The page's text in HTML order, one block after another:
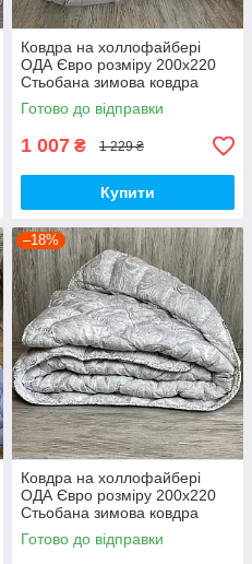
Ковдра на холлофайбері
ОДА Євро розміру 200х220
Стьобана зимова ковдра
високої якості
Готово до відправки
1 007 ₴ 1 229 ₴
Купити
–18%
Ковдра на холлофайбері
ОДА Євро розміру 200х220
Стьобана зимова ковдра
високої якості
Готово до відправки